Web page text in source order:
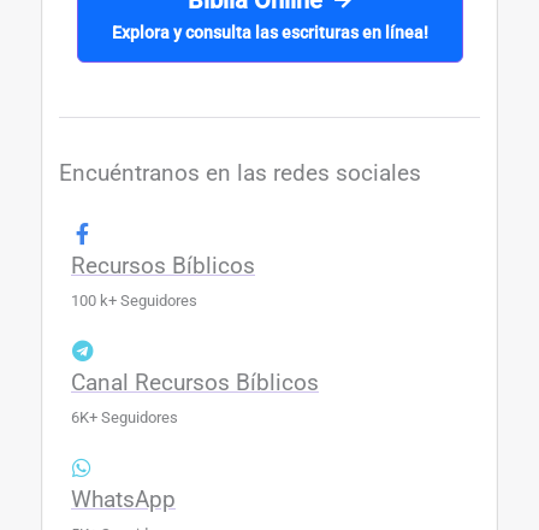
Explora y consulta las escrituras en línea!
Encuéntranos en las redes sociales
Recursos Bíblicos
100 k+ Seguidores
Canal Recursos Bíblicos
6K+ Seguidores
WhatsApp